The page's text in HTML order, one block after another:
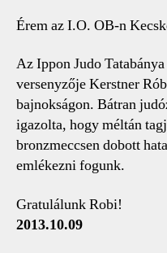
Érem az I.O. OB-n
Az Ippon Judo
versenyzője Kerstner
bajnokságon. Bátran
igazolta, hogy méltán
bronzmeccsen dobott
emlékezni fogunk.
Gratulálunk Robi!
2013.10.09